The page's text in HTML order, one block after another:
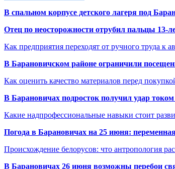
В спальном корпусе детского лагеря под
Отец по неосторожности отрубил пальцы 13-
Как предприятия переходят от ручного труда к
В Барановичском районе ограничили
Как оценить качество материалов перед
В Барановичах подросток получил удар
Какие надпрофессиональные навыки стоит
Погода в Барановичах на 25 июня:
Происхождение белорусов: что антропология
В Барановичах 26 июня возможны перебои